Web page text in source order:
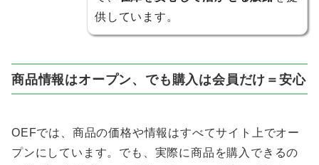
供しています。
商品情報はオープン、でも購入は会員だけ＝安心
OEFでは、商品の価格や情報はすべてサイト上でオー
プンにしています。でも、実際に商品を購入できるの